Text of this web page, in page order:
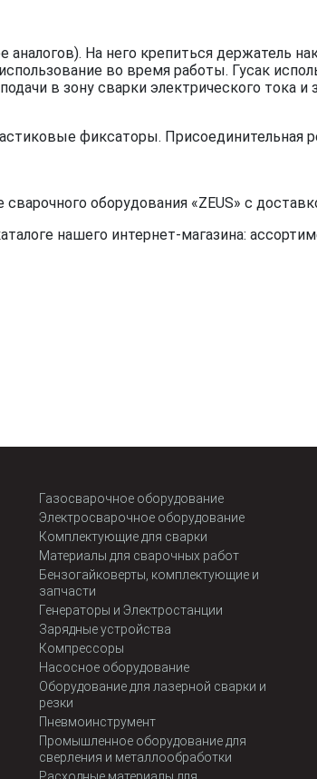
аналогов). На него крепиться держатель
во время работы. Гусак
в зону сварки электрического тока и
фиксаторы. Присоединительная
оборудования «ZEUS» с
нашего интернет-магазина:
Газосварочное оборудование
Электросварочное оборудование
Комплектующие для сварки
Материалы для сварочных работ
Бензогайковерты, комплектующие и
запчасти
Генераторы и Электростанции
Зарядные устройства
Компрессоры
Насосное оборудование
Оборудование для лазерной сварки и
резки
Пневмоинструмент
Промышленное оборудование для
сверления и металлообработки